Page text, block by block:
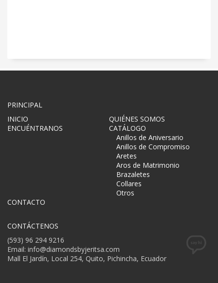
PRINCIPAL
INICIO
QUIÉNES SOMOS
ENCUÉNTRANOS
CATÁLOGO
Anillos de Aniversario
Anillos de Compromiso
Aretes
Aros de Matrimonio
Brazaletes
Collares
Otros
CONTACTO
CONTÁCTENOS
(593) 96 294 9216
Email: info@diamondsbyjeritsa.com
Mall El Jardín, Local 254, Quito, Pichincha, Ecuador